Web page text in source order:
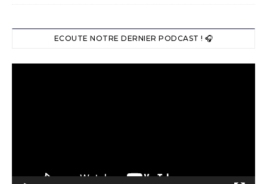
ECOUTE NOTRE DERNIER PODCAST ! 🎧